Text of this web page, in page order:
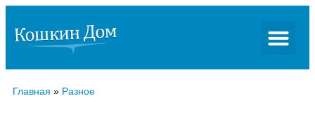
Главная » Разное